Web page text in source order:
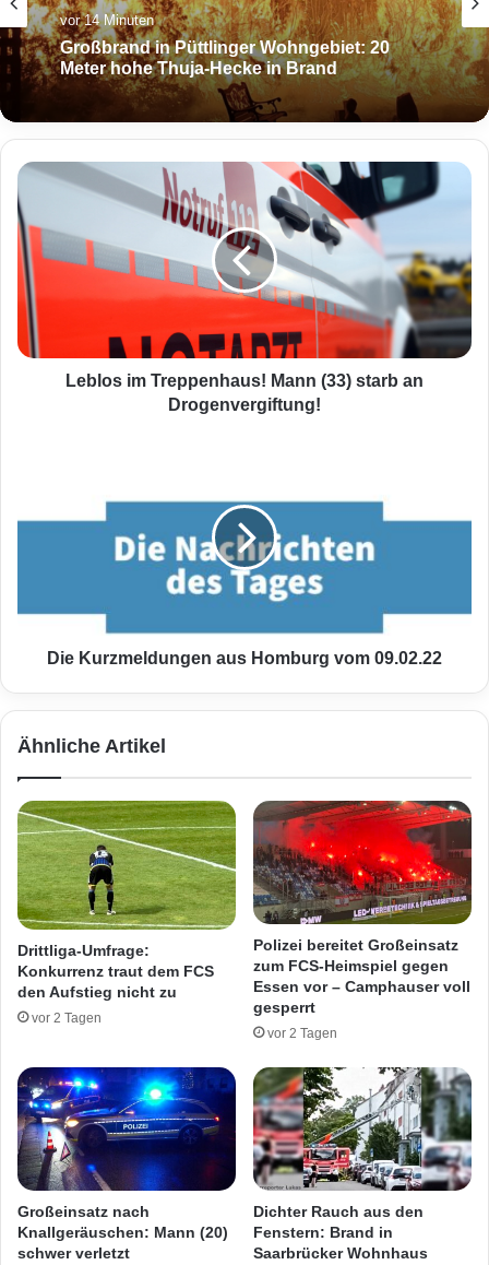
Aktuell
vor 14 Minuten
Großbrand in Püttlinger Wohngebiet: 20
Meter hohe Thuja-Hecke in Brand
vor 12 Stunden
Nach mutmaßlichem Überfall: FCH-Ultra-
Gruppierung „Crew 424“ löst sich auf
L
e
b
l
o
s
m
T
h
!
3
s
t
a
r
b
a
n
D
r
o
e
n
v
e
r
g
i
f
t
Leblos im Treppenhaus! Mann (33) starb an
Drogenvergiftung!
K
m
g
a
u
s
H
o
m
b
u
r
g
o
m
0
9
.
0
2
.
2
Die Kurzmeldungen aus Homburg vom 09.02.22
Ähnliche Artikel
Drittliga-Umfrage:
Konkurrenz traut dem FCS
den Aufstieg nicht zu
vor 2 Tagen
Polizei bereitet Großeinsatz
zum FCS-Heimspiel gegen
Essen vor – Camphauser voll
gesperrt
vor 2 Tagen
Großeinsatz nach
Knallgeräuschen: Mann (20)
schwer verletzt
Dichter Rauch aus den
Fenstern: Brand in
Saarbrücker Wohnhaus